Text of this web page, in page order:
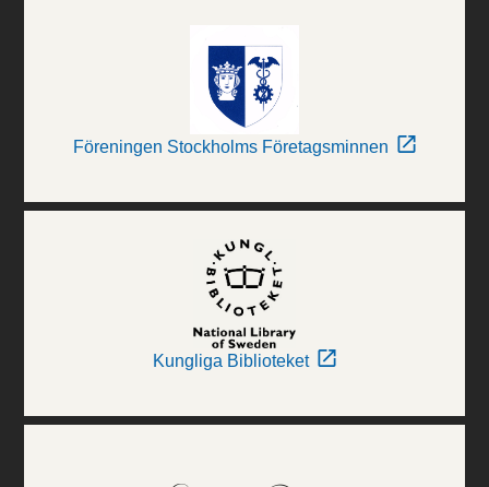
Föreningen Stockholms Företagsminnen
Kungliga Biblioteket